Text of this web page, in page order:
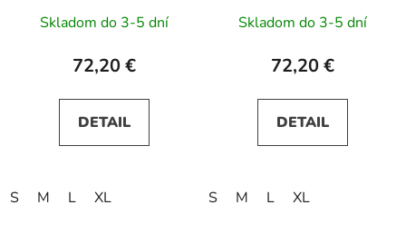
béžové a modré kvety
Skladom do 3-5 dní
72,20 €
DETAIL
S M L XL
bordové
Skladom do 3-5 dní
72,20 €
DETAIL
S M L XL